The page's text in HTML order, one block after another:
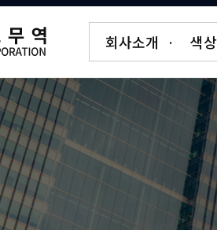
회사소개 · 색